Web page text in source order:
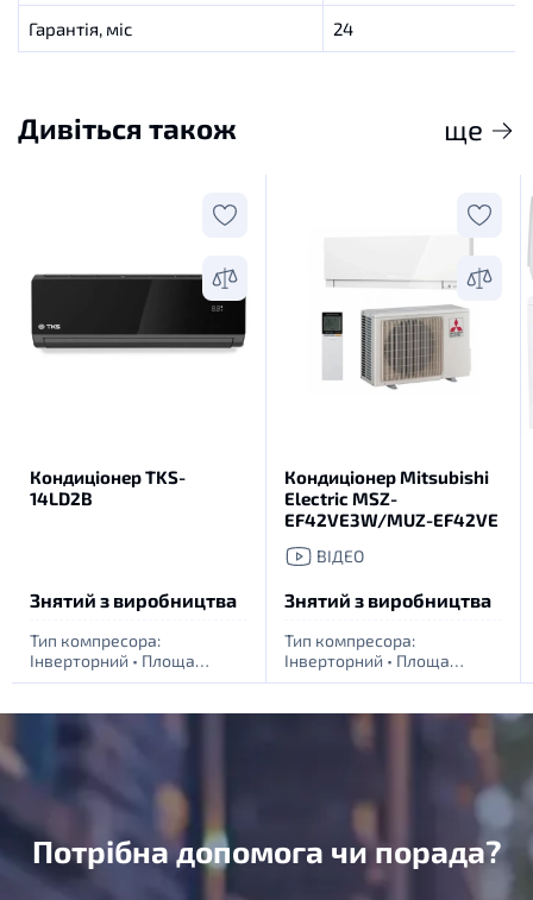
Гарантія, міс 24
Дивіться також ще
Кондиціонер TKS-
14LD2B
Знятий з виробництва
Тип компресора:
Інверторний • Площа
обігріву приміщення, м. кв:
Кондиціонер Mitsubishi
Electric MSZ-
EF42VE3W/MUZ-EF42VE
ВІДЕО
Знятий з виробництва
Тип компресора:
Інверторний • Площа
обігріву приміщення, м. кв:
Потрібна допомога чи порада?